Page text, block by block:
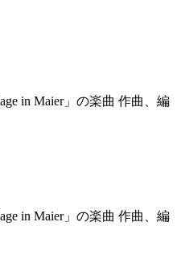
in Maier」の楽曲 作曲、編
in Maier」の楽曲 作曲、編